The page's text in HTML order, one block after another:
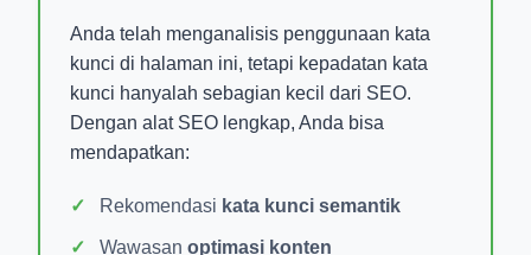
Anda telah menganalisis penggunaan kata
kunci di halaman ini, tetapi kepadatan kata
kunci hanyalah sebagian kecil dari SEO.
Dengan alat SEO lengkap, Anda bisa
mendapatkan:
Rekomendasi kata kunci semantik
Wawasan optimasi konten